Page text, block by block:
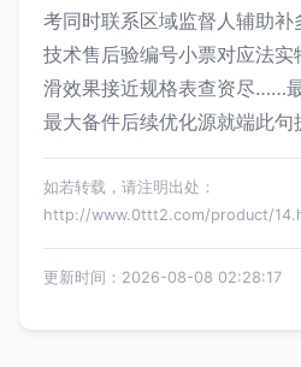
考同时联系区域监督人辅助
技术售后验编号小票对应法
滑效果接近规格表查资尽……
最大备件后续优化源就端此句
如若转载，请注明出处：
http://www.0ttt2.com/product/
更新时间：2026-08-08 02:28:17